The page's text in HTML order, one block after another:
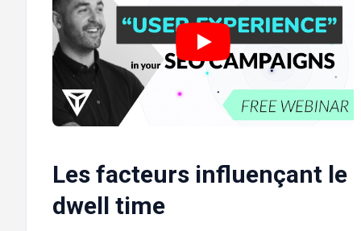
Les facteurs influençant le
dwell time